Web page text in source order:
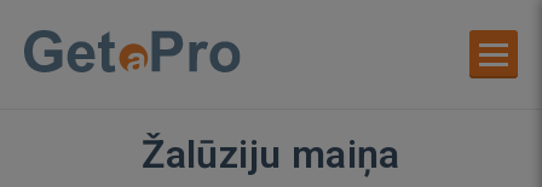
Žalūziju maiņa